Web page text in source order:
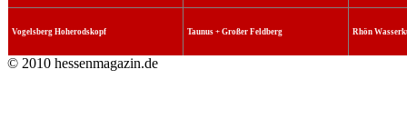
Vogelsberg Hoherodskopf Taunus + Großer Feldberg Rhön
© 2010 hessenmagazin.de